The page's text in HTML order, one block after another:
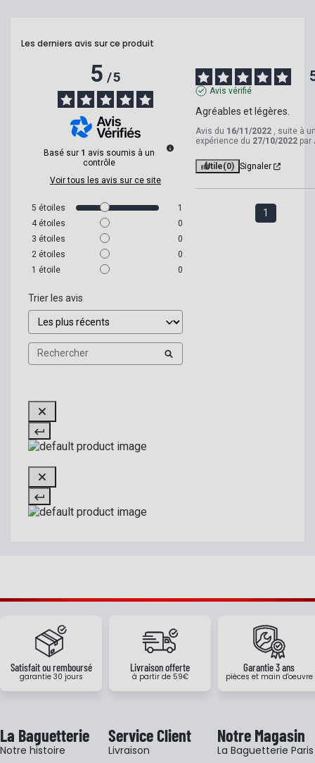
Les derniers avis sur ce produit
5/5
Basé sur 1 avis soumis à un
contrôle
Voir tous les avis sur ce site
5 étoiles
1
4 étoiles
0
3 étoiles
0
2 étoiles
0
1 étoile 0
Trier les avis
Avis vérifié
Agréables et légères.
Avis du 16/11/2022 , suite à
expérience du 27/10/2022 par
Utile(0) Signaler
1
Satisfait ou remboursé
garantie 30 jours
Livraison offerte
à partir de 59€
Garantie 3 ans
pièces et main d'oeuvre
La Baguetterie
Notre histoire
Service Client
Livraison
Notre Magasin
La Baguetterie Paris